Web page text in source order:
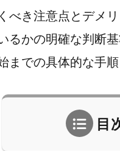
べき注意点とデメリ
るかの明確な判断
までの具体的な手順
目